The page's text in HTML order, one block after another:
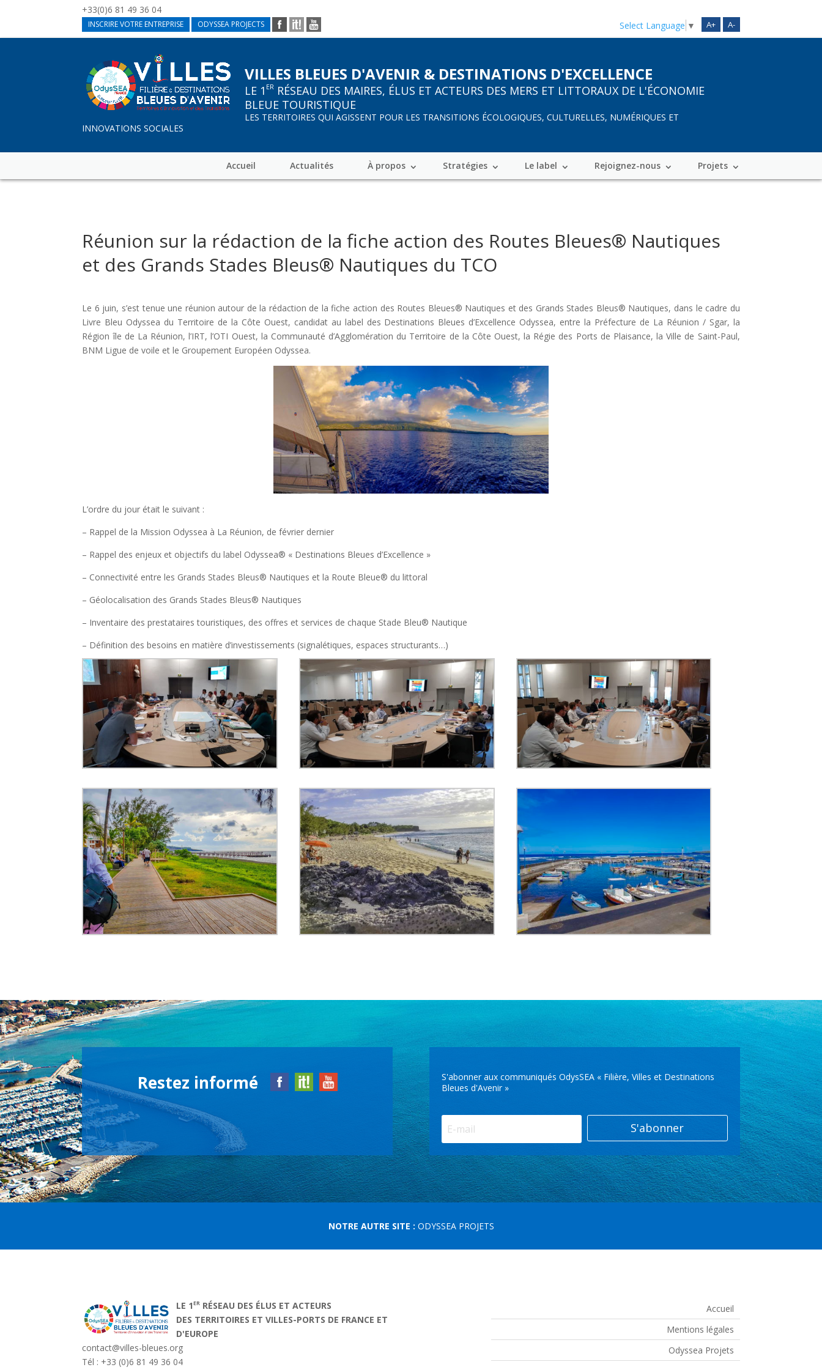
+33(0)6 81 49 36 04
INSCRIRE VOTRE ENTREPRISE ODYSSEA PROJECTS A+ A-
Select Language ▼
VILLES BLEUES D'AVENIR & DESTINATIONS D'EXCELLENCE
LE 1 ER RÉSEAU DES MAIRES, ÉLUS ET ACTEURS DES MERS ET LITTORAUX DE L'ÉCONOMIE
BLEUE TOURISTIQUE
LES TERRITOIRES QUI AGISSENT POUR LES TRANSITIONS ÉCOLOGIQUES, CULTURELLES, NUMÉRIQUES ET
INNOVATIONS SOCIALES
Accueil Actualités À propos Stratégies Le label Rejoignez-nous Projets
Réunion sur la rédaction de la fiche action des Routes Bleues® Nautiques
et des Grands Stades Bleus® Nautiques du TCO
Le 6 juin, s’est tenue une réunion autour de la rédaction de la fiche action des Routes Bleues® Nautiques et des Grands Stades Bleus® Nautiques, dans le cadre du
Livre Bleu Odyssea du Territoire de la Côte Ouest, candidat au label des Destinations Bleues d’Excellence Odyssea, entre la Préfecture de La Réunion / Sgar, la
Région île de La Réunion, l’IRT, l’OTI Ouest, la Communauté d’Agglomération du Territoire de la Côte Ouest, la Régie des Ports de Plaisance, la Ville de Saint-Paul,
BNM Ligue de voile et le Groupement Européen Odyssea.
L’ordre du jour était le suivant :
– Rappel de la Mission Odyssea à La Réunion, de février dernier
– Rappel des enjeux et objectifs du label Odyssea® « Destinations Bleues d’Excellence »
– Connectivité entre les Grands Stades Bleus® Nautiques et la Route Bleue® du littoral
– Géolocalisation des Grands Stades Bleus® Nautiques
– Inventaire des prestataires touristiques, des offres et services de chaque Stade Bleu® Nautique
– Définition des besoins en matière d’investissements (signalétiques, espaces structurants…)
Restez informé
S'abonner aux communiqués OdysSEA « Filière, Villes et Destinations
Bleues d'Avenir »
S'abonner
NOTRE AUTRE SITE : ODYSSEA PROJETS
LE 1ER RÉSEAU DES ÉLUS ET ACTEURS
DES TERRITOIRES ET VILLES-PORTS DE FRANCE ET
D'EUROPE
contact@villes-bleues.org
Tél : +33 (0)6 81 49 36 04
Accueil
Mentions légales
Odyssea Projets